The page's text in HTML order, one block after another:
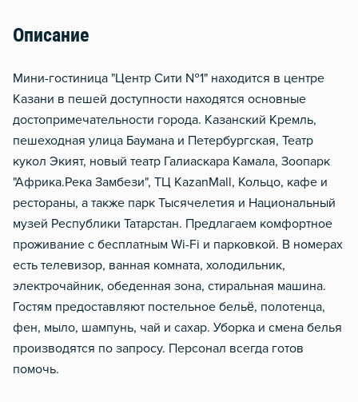
Описание
Мини-гостиница "Центр Сити №1" находится в центре
Казани в пешей доступности находятся основные
достопримечательности города. Казанский Кремль,
пешеходная улица Баумана и Петербургская, Театр
кукол Экият, новый театр Галиаскара Камала, Зоопарк
"Африка.Река Замбези", ТЦ KazanMall, Кольцо, кафе и
рестораны, а также парк Тысячелетия и Национальный
музей Республики Татарстан. Предлагаем комфортное
проживание с бесплатным Wi-Fi и парковкой. В номерах
есть телевизор, ванная комната, холодильник,
электрочайник, обеденная зона, стиральная машина.
Гостям предоставляют постельное бельё, полотенца,
фен, мыло, шампунь, чай и сахар. Уборка и смена белья
производятся по запросу. Персонал всегда готов
помочь.